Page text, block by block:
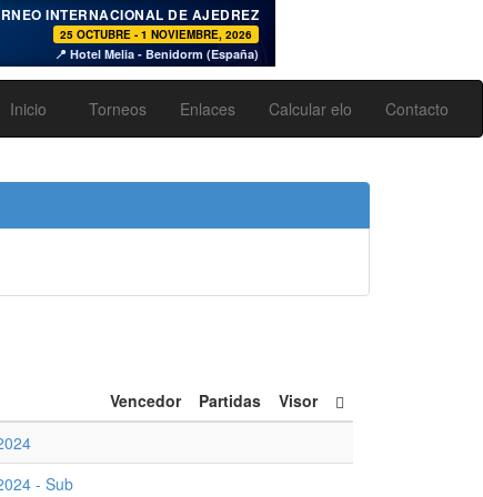
♞
INTERNACIONAL DE AJEDREZ
25 OCTUBRE - 1 NOVIEMBRE, 2026
📍 Hotel Melia - Benidorm (España)
Inicio Torneos Enlaces Calcular elo Contacto
Vencedor Partidas Visor
- Sub